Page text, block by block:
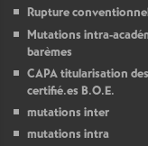
Rupture
Mutations intra-
barèmes
CAPAtitularisation
certifié.es B.O.E.
mutations inter
mutations intra